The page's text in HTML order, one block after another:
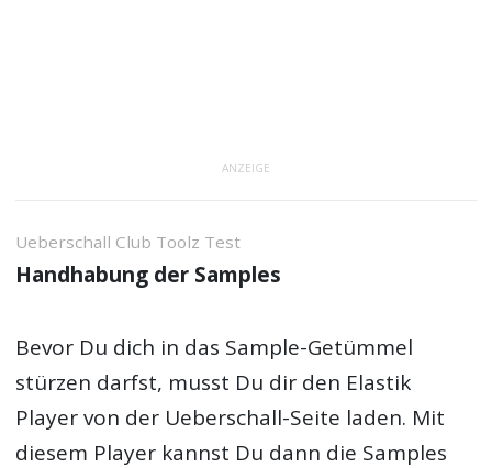
ANZEIGE
Ueberschall Club Toolz Test
Handhabung der Samples
Bevor Du dich in das Sample-Getümmel
stürzen darfst, musst Du dir den Elastik
Player von der Ueberschall-Seite laden. Mit
diesem Player kannst Du dann die Samples